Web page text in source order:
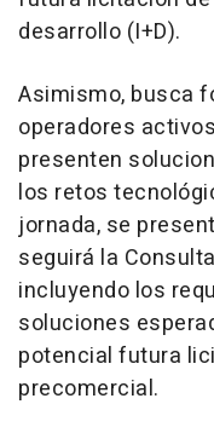
desarrollo (I+D).
Asimismo, busca
operadores
presenten
los retos
jornada, se
seguirá la
incluyendo los
soluciones
potencial futura
precomercial.